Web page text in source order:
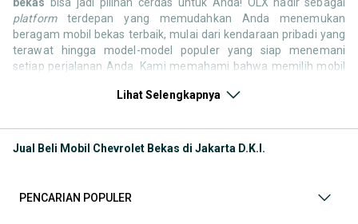
platformterdepan yang memudahkan Anda menemukan
beragam mobil bekas terbaik, mulai dari kendaraan pribadi yang
terawat hingga model-model populer yang siap menemani
setiap perjalanan Anda. Kami memahami bahwa memilih mobil
ribuan daftar dari penjual terpercaya di seluruh Indonesia.
dengan gaya hidup, kebutuhan, danbudgetAnda!
Memilih mobil bekasyang tepat tentu bukan perkara mudah.
berkelas, atau mobil kota yang irit dan lincah? Di OLX, Anda akan
Lihat Selengkapnya
Jual Beli Mobil Chevrolet Bekas di Jakarta D.K.I.
PENCARIAN POPULER